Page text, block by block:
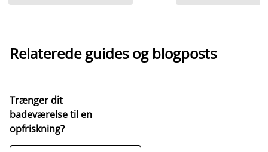
Relaterede guides og blogposts
Trænger dit
badeværelse til en
opfriskning?